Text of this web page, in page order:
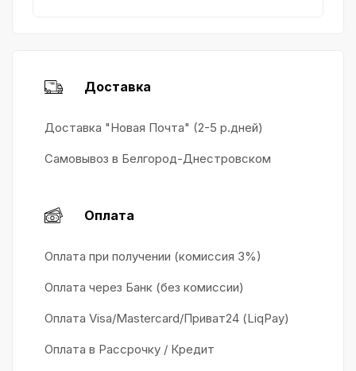
Доставка
Доставка "Новая Почта" (2-5 р.дней)
Самовывоз в Белгород-Днестровском
Оплата
Оплата при получении (комиссия 3%)
Оплата через Банк (без комиссии)
Оплата Visa/Mastercard/Приват24 (LiqPay)
Оплата в Рассрочку / Кредит